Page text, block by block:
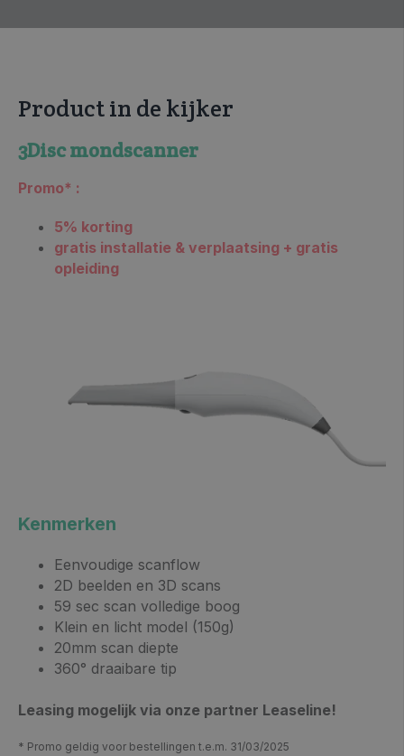
Product in de kijker
3Disc mondscanner
Promo* :
5% korting
gratis installatie & verplaatsing + gratis
opleiding
Kenmerken
Eenvoudige scanflow
2D beelden en 3D scans
59 sec scan volledige boog
Klein en licht model (150g)
20mm scan diepte
360° draaibare tip
Leasing mogelijk via onze partner Leaseline!
* Promo geldig voor bestellingen t.e.m. 31/03/2025